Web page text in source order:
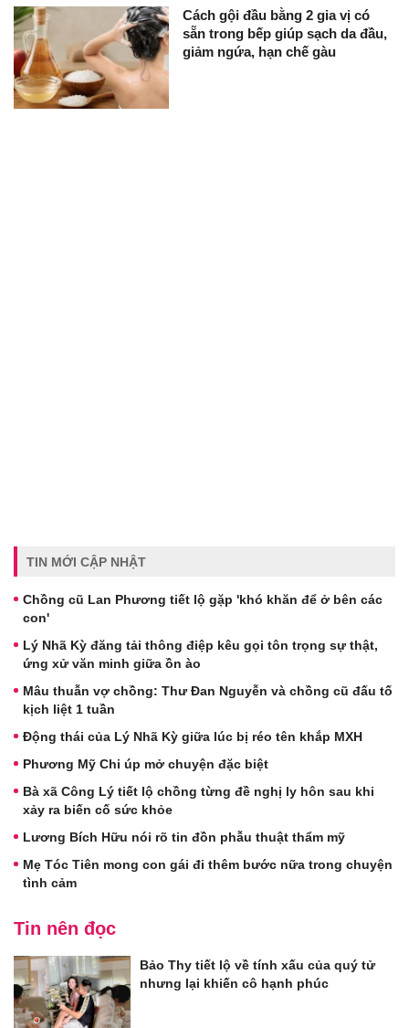
Cách gội đầu bằng 2 gia vị có
sẵn trong bếp giúp sạch da đầu,
giảm ngứa, hạn chế gàu
TIN MỚI CẬP NHẬT
Chồng cũ Lan Phương tiết lộ gặp 'khó khăn để ở bên các
con'
Lý Nhã Kỳ đăng tải thông điệp kêu gọi tôn trọng sự thật,
ứng xử văn minh giữa ồn ào
Mâu thuẫn vợ chồng: Thư Đan Nguyễn và chồng cũ đấu tố
kịch liệt 1 tuần
Động thái của Lý Nhã Kỳ giữa lúc bị réo tên khắp MXH
Phương Mỹ Chi úp mở chuyện đặc biệt
Bà xã Công Lý tiết lộ chồng từng đề nghị ly hôn sau khi
xảy ra biến cố sức khỏe
Lương Bích Hữu nói rõ tin đồn phẫu thuật thẩm mỹ
Mẹ Tóc Tiên mong con gái đi thêm bước nữa trong chuyện
tình cảm
Tin nên đọc
Bảo Thy tiết lộ về tính xấu của quý tử
nhưng lại khiến cô hạnh phúc